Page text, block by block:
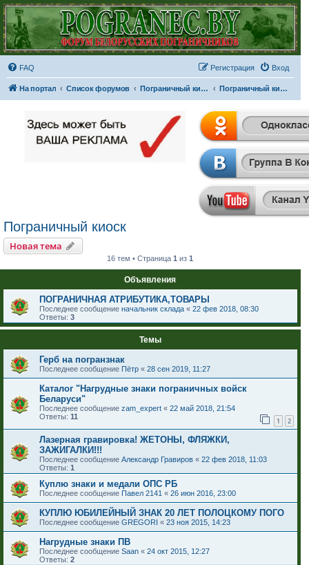
FAQ Вход
Регистрация
На портал Список форумов Пограничный киоск Пограничный киоск
Пограничный киоск
Новая тема
16 тем • Страница1 из1
Объявления
ПОГРАНИЧНАЯ АТРИБУТИКА,ТОВАРЫ
Последнее сообщение начальник склада « 22 фев 2018, 08:30
Ответы: 3
Темы
Герб на погранзнак
Последнее сообщение Пётр « 28 сен 2019, 11:27
Каталог "Нагрудные знаки пограничных войск
Беларуси"
Последнее сообщение zam_expert « 22 май 2018, 21:54
Ответы: 11 1 2
Лазерная гравировка! ЖЕТОНЫ, ФЛЯЖКИ,
ЗАЖИГАЛКИ!!!
Последнее сообщение Александр Гравиров « 22 фев 2018, 11:03
Ответы: 1
Куплю знаки и медали ОПС РБ
Последнее сообщение Павел 2141 « 26 июн 2016, 23:00
КУПЛЮ ЮБИЛЕЙНЫЙ ЗНАК 20 ЛЕТ ПОЛОЦКОМУ ПОГО
Последнее сообщение GREGORI « 23 ноя 2015, 14:23
Нагрудные знаки ПВ
Последнее сообщение Saan « 24 окт 2015, 12:27
Ответы: 2